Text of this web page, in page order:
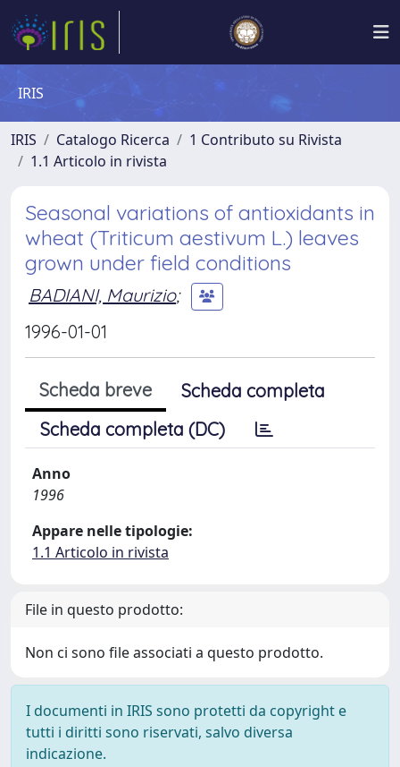
IRIS
IRIS Catalogo Ricerca
1 Contributo su Rivista
1.1 Articolo in rivista
Seasonal variations of antioxidants in
wheat (Triticum aestivum L.) leaves
grown under field conditions
BADIANI, Maurizio;
1996-01-01
Scheda breve
Scheda completa
Scheda completa (DC)
Anno
1996
Appare nelle tipologie:
1.1 Articolo in rivista
File in questo prodotto:
Non ci sono file associati a questo prodotto.
I documenti in IRIS sono protetti da copyright e
tutti i diritti sono riservati, salvo diversa
indicazione.